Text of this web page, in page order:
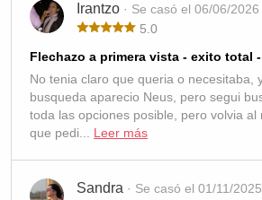
Irantzo · Se casó el 06/06/2026
5.0
Flechazo a primera vista - exito total
No tenia claro que queria o necesitaba,
busqueda aparecio Neus, pero segui
toda las opciones posible, pero volvia al
que pedi... Leer más
Sandra · Se casó el 01/11/2025